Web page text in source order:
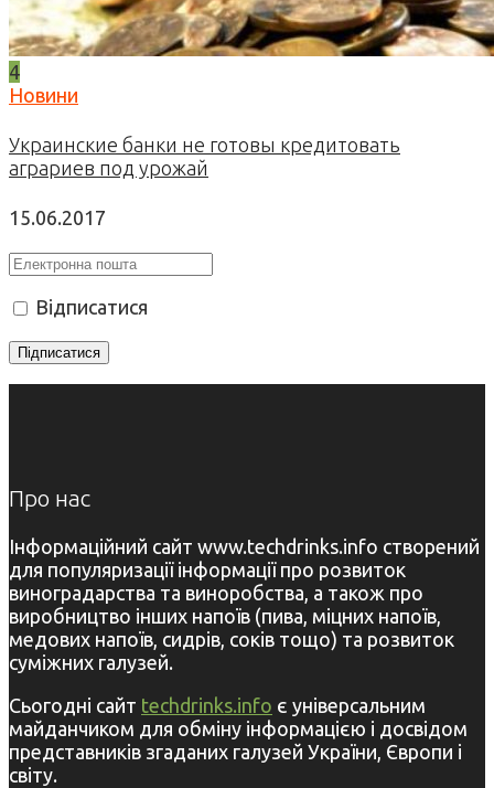
4
Новини
Украинские банки не готовы кредитовать
аграриев под урожай
15.06.2017
Відписатися
Про нас
Інформаційний сайт www.techdrinks.info створений
для популяризації інформації про розвиток
виноградарства та виноробства, а також про
виробництво інших напоїв (пива, міцних напоїв,
медових напоїв, сидрів, соків тощо) та розвиток
суміжних галузей.
Сьогодні сайт techdrinks.info є універсальним
майданчиком для обміну інформацією і досвідом
представників згаданих галузей України, Європи і
світу.